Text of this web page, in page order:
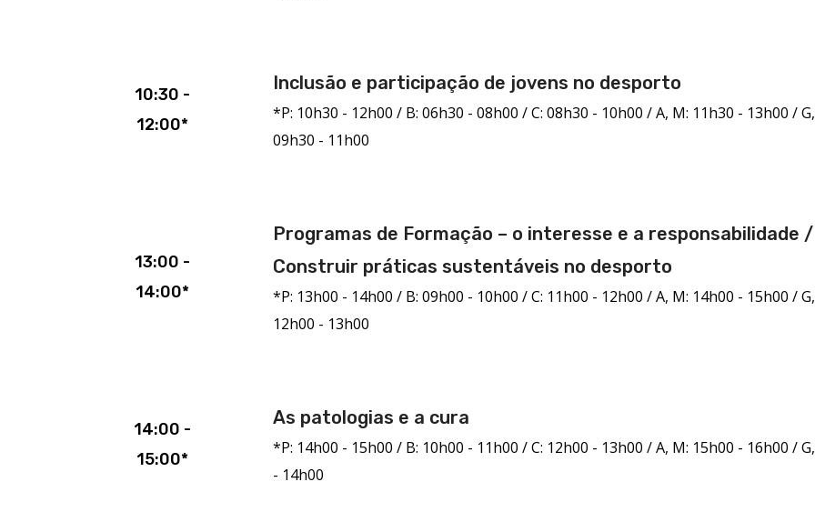
10:30 -
12:00*
Inclusão e participação de jovens no desporto
*P: 10h30 - 12h00 / B: 06h30 - 08h00 / C: 08h30 - 10h00 / A, M: 11h30 - 13h00 /
09h30 - 11h00
13:00 -
14:00*
Programas de Formação – o interesse e a responsabilidade /
Construir práticas sustentáveis no desporto
*P: 13h00 - 14h00 / B: 09h00 - 10h00 / C: 11h00 - 12h00 / A, M: 14h00 - 15h00 /
12h00 - 13h00
14:00 -
15:00*
As patologias e a cura
*P: 14h00 - 15h00 / B: 10h00 - 11h00 / C: 12h00 - 13h00 / A, M: 15h00 - 16h00 /
- 14h00